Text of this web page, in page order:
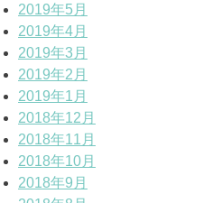
2019年5月
2019年4月
2019年3月
2019年2月
2019年1月
2018年12月
2018年11月
2018年10月
2018年9月